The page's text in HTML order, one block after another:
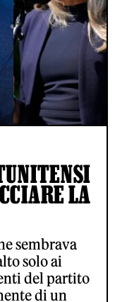
LA
sembrava
solo ai
del partito
di un